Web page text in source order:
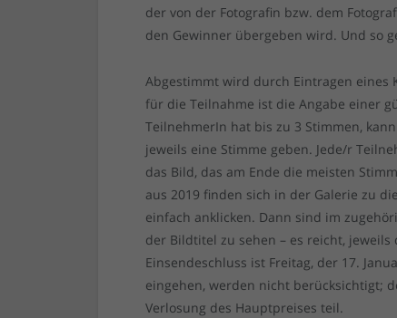
der von der Fotografin bzw. dem
den Gewinner übergeben wird. Und so
Abgestimmt wird durch Eintragen eines
für die Teilnahme ist die Angabe einer
TeilnehmerIn hat bis zu 3 Stimmen,
jeweils eine Stimme geben. Jede/r
das Bild, das am Ende die meisten
aus 2019 finden sich in der Galerie zu
einfach anklicken. Dann sind im
der Bildtitel zu sehen – es reicht,
Einsendeschluss ist Freitag, der 17.
eingehen, werden nicht berücksichtigt;
Verlosung des Hauptpreises teil.